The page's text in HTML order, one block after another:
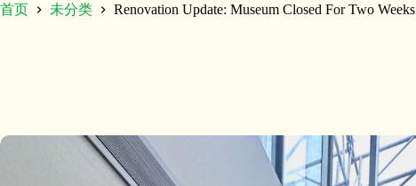
首页 未分类 Renovation Update: Museum Closed For Two Weeks